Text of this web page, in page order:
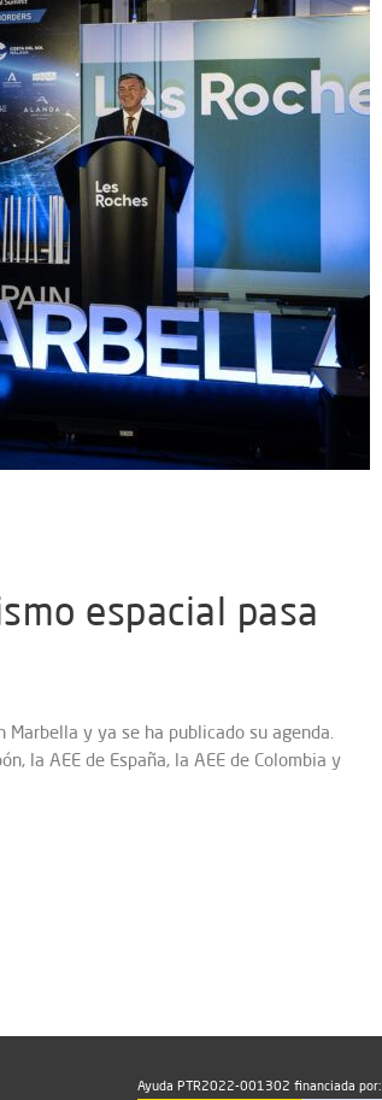
espacial pasa
Marbella y ya se ha publicado su agenda.
la AEE de España, la AEE de Colombia y
Ayuda PTR2022-001302 financiada por: